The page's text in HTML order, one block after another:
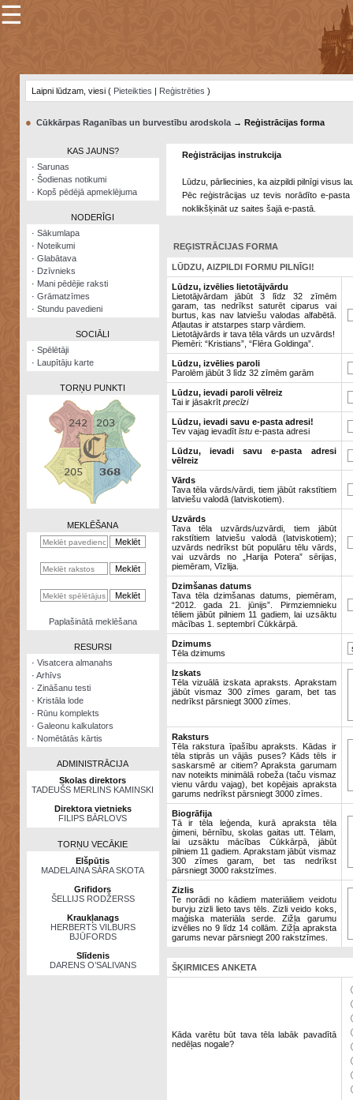
×
Šodienas
notikumi
Visatcera
almanahs
Arhīvs
Zināšanu
kalkulators
Nomētātās
☰
Laipni lūdzam, viesi ( Pieteikties | Reģistrēties )
● Cūkkārpas Raganības un burvestību arodskola→ Reģistrācijas forma
KAS JAUNS?
· Sarunas
· Šodienas notikumi
· Kopš pēdējā apmeklējuma
NODERĪGI
· Sākumlapa
· Noteikumi
· Glabātava
· Dzīvnieks
· Mani pēdējie raksti
· Grāmatzīmes
· Stundu pavedieni
SOCIĀLI
· Spēlētāji
· Laupītāju karte
TORŅU PUNKTI
MEKLĒŠANA
Paplašinātā meklēšana
RESURSI
· Visatcera almanahs
· Arhīvs
· Zināšanu testi
· Kristāla lode
· Rūnu komplekts
· Galeonu kalkulators
· Nomētātās kārtis
ADMINISTRĀCIJA
Skolas direktors
TADEUŠS MERLINS KAMINSKI
Direktora vietnieks
FILIPS BĀRLOVS
TORŅU VECĀKIE
Elšpūtis
MADELAINA SĀRA SKOTA
Grifidors
ŠELLIJS RODŽERSS
Kraukļanags
HERBERTS VILBURS
BJŪFORDS
Slīdenis
DARENS O’SALIVANS
Reģistrācijas instrukcija
Lūdzu, pārliecinies, ka aizpildi pilnīgi visus
Pēc reģistrācijas uz tevis norādīto e-
noklikšķināt uz saites šajā e-pastā.
REĢISTRĀCIJAS FORMA
LŪDZU, AIZPILDI FORMU PILNĪGI!
Lūdzu, izvēlies lietotājvārdu
Lietotājvārdam jābūt 3 līdz 32 zīmēm
garam, tas nedrīkst saturēt ciparus vai
burtus, kas nav latviešu valodas alfabētā.
Atļautas ir atstarpes starp vārdiem.
Lietotājvārds ir tava tēla vārds un uzvārds!
Piemēri: “Kristians”, “Flēra Goldinga”.
Lūdzu, izvēlies paroli
Parolēm jābūt 3 līdz 32 zīmēm garām
Lūdzu, ievadi paroli vēlreiz
Tai ir jāsakrīt precīzi
Lūdzu, ievadi savu e-pasta adresi!
Tev vajag ievadīt īstue-pasta adresi
Lūdzu, ievadi savu e-pasta adresi
vēlreiz
Vārds
Tava tēla vārds/vārdi, tiem jābūt rakstītiem
latviešu valodā (latviskotiem).
Uzvārds
Tava tēla uzvārds/uzvārdi, tiem jābūt
rakstītiem latviešu valodā (latviskotiem);
uzvārds nedrīkst būt populāru tēlu vārds,
vai uzvārds no „Harija Potera” sērijas,
piemēram, Vīzlija.
Dzimšanas datums
Tava tēla dzimšanas datums, piemēram,
“2012. gada 21. jūnijs”. Pirmziemnieku
tēliem jābūt pilniem 11 gadiem, lai uzsāktu
mācības 1. septembrī Cūkkārpā.
Dzimums
Tēla dzimums
Izskats
Tēla vizuālā izskata apraksts. Aprakstam
jābūt vismaz 300 zīmes garam, bet tas
nedrīkst pārsniegt 3000 zīmes.
Raksturs
Tēla rakstura īpašību apraksts. Kādas ir
tēla stiprās un vājās puses? Kāds tēls ir
saskarsmē ar citiem? Apraksta garumam
nav noteikts minimālā robeža (taču vismaz
vienu vārdu vajag), bet kopējais apraksta
garums nedrīkst pārsniegt 3000 zīmes.
Biogrāfija
Tā ir tēla leģenda, kurā apraksta tēla
ģimeni, bērnību, skolas gaitas utt. Tēlam,
lai uzsāktu mācības Cūkkārpā, jābūt
pilniem 11 gadiem. Aprakstam jābūt vismaz
300 zīmes garam, bet tas nedrīkst
pārsniegt 3000 rakstzīmes.
Zizlis
Te norādi no kādiem materiāliem veidotu
burvju zizli lieto tavs tēls. Zizli veido koks,
maģiska materiāla serde. Zižļa garumu
izvēlies no 9 līdz 14 collām. Zižļa apraksta
garums nevar pārsniegt 200 rakstzīmes.
ŠĶIRMICES ANKETA
Kāda varētu būt tava tēla labāk pavadītā
nedēļas nogale?